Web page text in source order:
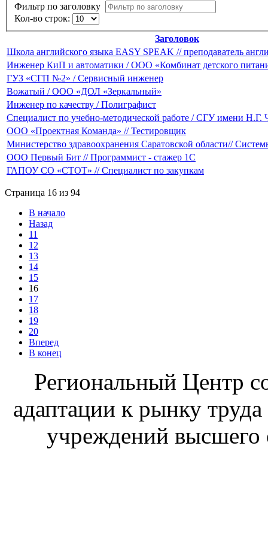
Фильтр по заголовку
Кол-во строк:
Заголовок
Школа английского языка EASY SPEAK // преподаватель
Инженер КиП и автоматики / ООО «Комбинат детского
ГУЗ «СГП №2» / Сервисный инженер
Вожатый / ООО «ДОЛ «Зеркальный»
Инженер по качеству / Полиграфист
Специалист по учебно-методической работе / СГУ имени Н.Г.
ООО «Проектная Команда» // Тестировщик
Министерство здравоохранения Саратовской области//
ООО Первый Бит // Программист - стажер 1С
ГАПОУ СО «СТОТ» // Специалист по закупкам
Страница 16 из 94
В начало
Назад
11
12
13
14
15
16
17
18
19
20
Вперед
В конец
Региональный Центр
адаптации к рынку
учреждений